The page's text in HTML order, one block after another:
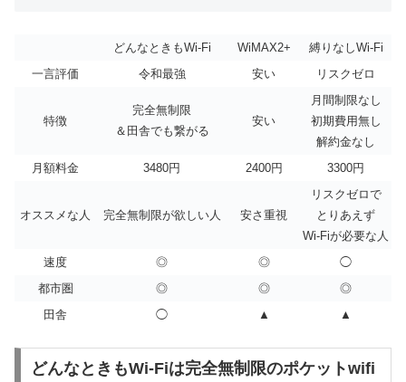
どんなときもWi-Fi WiMAX2+
縛りなしWi-Fi
一言評価
令和最強 安い リスクゼロ
特徴
完全無制限
＆田舎でも繋がる
安い
月間制限なし
初期費用無し
解約金なし
月額料金
3480円 2400円 3300円
オススメな人 完全無制限が欲しい人 安さ重視
リスクゼロで
とりあえず
Wi-Fiが必要な人
速度
◎ ◎
◯
都市圏
◎ ◎
◎
田舎
◯ ▲ ▲
どんなときもWi-Fiは完全無制限のポケットwifi